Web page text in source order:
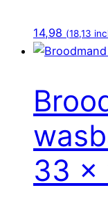
14,98 (18,13
33 x